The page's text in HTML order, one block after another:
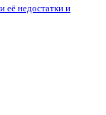
её недостатки и